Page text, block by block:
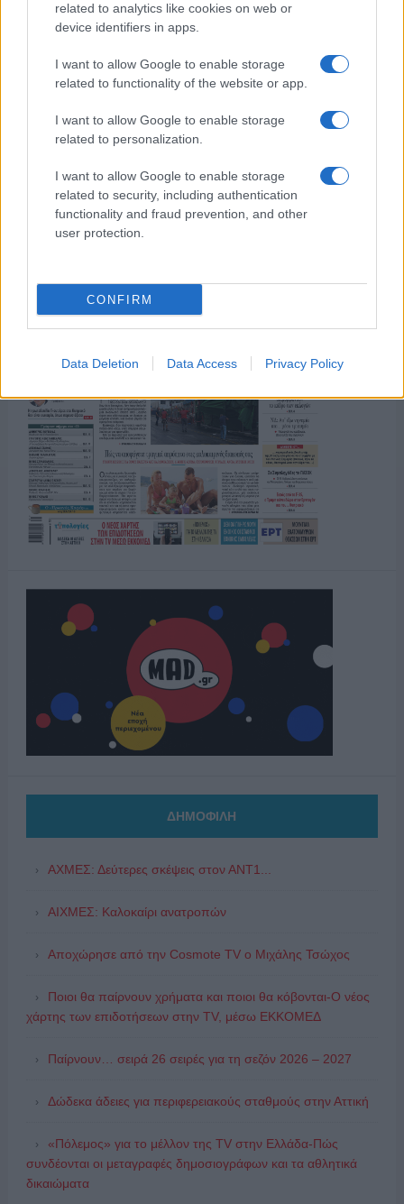
related to analytics like cookies on web or
device identifiers in apps.
I want to allow Google to enable storage
related to functionality of the website or app.
I want to allow Google to enable storage
related to personalization.
I want to allow Google to enable storage
related to security, including authentication
functionality and fraud prevention, and other
user protection.
CONFIRM
Data Deletion Data Access Privacy Policy
ΔΗΜΟΦΙΛΗ
ΑΧΜΕΣ: Δεύτερες σκέψεις στον ΑΝΤ1...
ΑΙΧΜΕΣ: Καλοκαίρι ανατροπών
Αποχώρησε από την Cosmote TV o Μιχάλης Τσώχος
Ποιοι θα παίρνουν χρήματα και ποιοι θα κόβονται-Ο νέος
χάρτης των επιδοτήσεων στην TV, μέσω ΕΚΚΟΜΕΔ
Παίρνουν… σειρά 26 σειρές για τη σεζόν 2026 – 2027
Δώδεκα άδειες για περιφερειακούς σταθμούς στην Αττική
«Πόλεμος» για το μέλλον της TV στην Ελλάδα-Πώς
συνδέονται οι μεταγραφές δημοσιογράφων και τα αθλητικά
δικαιώματα